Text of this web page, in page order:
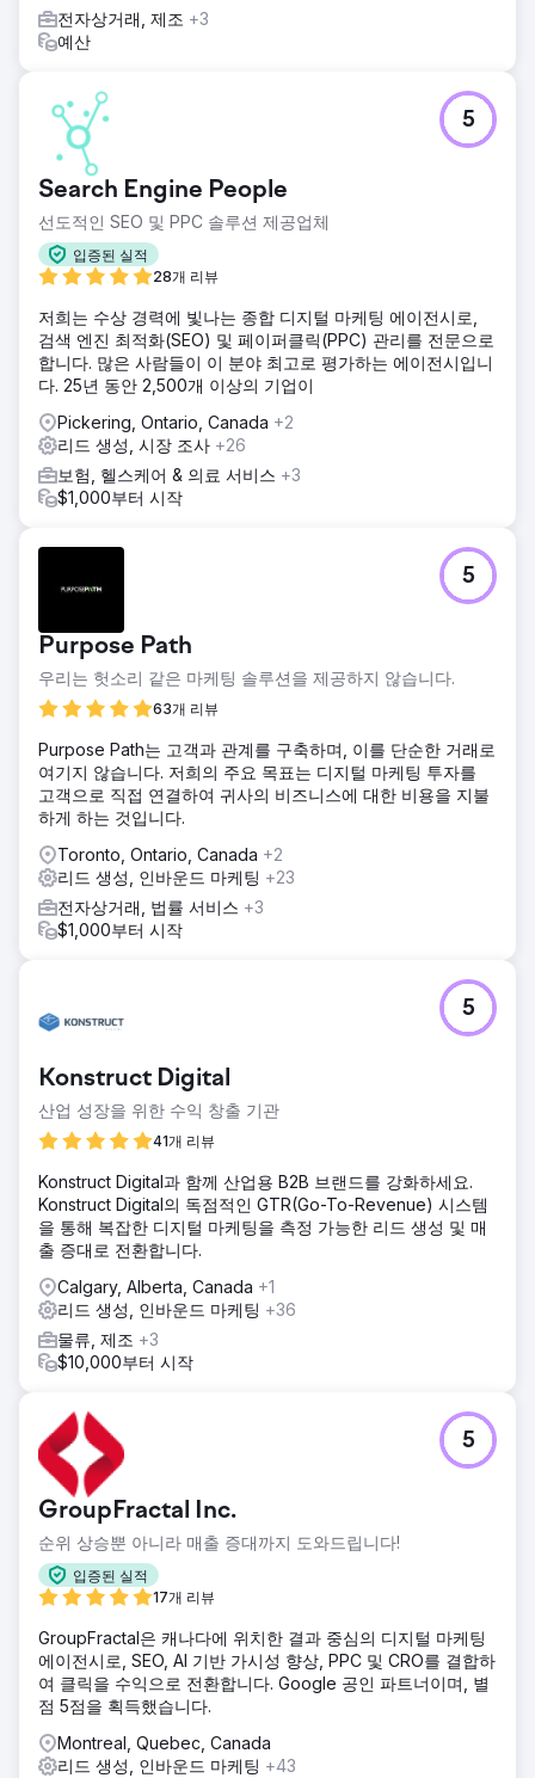
전자상거래, 제조 +3
예산
Search Engine People
선도적인 SEO 및 PPC 솔루션 제공업체
입증된 실적
28개 리뷰
5
저희는 수상 경력에 빛나는 종합 디지털 마케팅 에이전시로,
검색 엔진 최적화(SEO) 및 페이퍼클릭(PPC) 관리를 전문으로
합니다. 많은 사람들이 이 분야 최고로 평가하는 에이전시입니
다. 25년 동안 2,500개 이상의 기업이
Pickering, Ontario, Canada +2
리드 생성, 시장 조사 +26
보험, 헬스케어 & 의료 서비스 +3
$1,000부터 시작
Purpose Path
우리는 헛소리 같은 마케팅 솔루션을 제공하지 않습니다.
63개 리뷰
5
Purpose Path는 고객과 관계를 구축하며, 이를 단순한 거래로
여기지 않습니다. 저희의 주요 목표는 디지털 마케팅 투자를
고객으로 직접 연결하여 귀사의 비즈니스에 대한 비용을 지불
하게 하는 것입니다.
Toronto, Ontario, Canada +2
리드 생성, 인바운드 마케팅 +23
전자상거래, 법률 서비스 +3
$1,000부터 시작
Konstruct Digital
산업 성장을 위한 수익 창출 기관
41개 리뷰
5
Konstruct Digital과 함께 산업용 B2B 브랜드를 강화하세요.
Konstruct Digital의 독점적인 GTR(Go-To-Revenue) 시스템
을 통해 복잡한 디지털 마케팅을 측정 가능한 리드 생성 및 매
출 증대로 전환합니다.
Calgary, Alberta, Canada +1
리드 생성, 인바운드 마케팅 +36
물류, 제조 +3
$10,000부터 시작
GroupFractal Inc.
순위 상승뿐 아니라 매출 증대까지 도와드립니다!
입증된 실적
17개 리뷰
5
GroupFractal은 캐나다에 위치한 결과 중심의 디지털 마케팅
에이전시로, SEO, AI 기반 가시성 향상, PPC 및 CRO를 결합하
여 클릭을 수익으로 전환합니다. Google 공인 파트너이며, 별
점 5점을 획득했습니다.
Montreal, Quebec, Canada
리드 생성, 인바운드 마케팅 +43